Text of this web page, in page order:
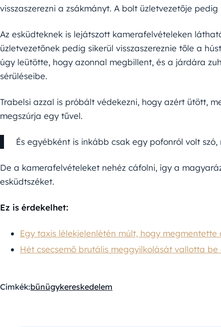
visszaszerezni a zsákmányt. A bolt üzletvezetője
Az esküdteknek is lejátszott kamerafelvételeken
üzletvezetőnek pedig sikerül visszaszereznie tőle a
úgy leütötte, hogy azonnal megbillent, és a járdára
sérüléseibe.
Trabelsi azzal is próbált védekezni, hogy azért ütött,
megszúrja egy tűvel.
És egyébként is inkább csak egy pofonról volt
De a kamerafelvételeket nehéz cáfolni, így a
esküdtszéket.
Ez is érdekelhet:
Egy taxis lélekjelenlétén múlt, hogy
Hét csecsemő brutális meggyilkolását vallotta
Címkék:bűnügykereskedelem